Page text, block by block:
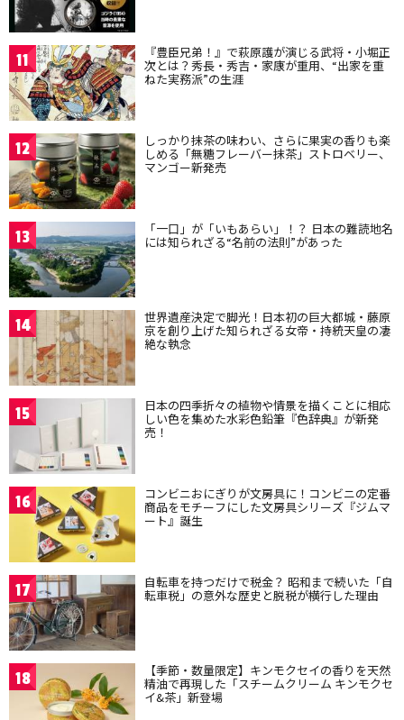
11 『豊臣兄弟！』で萩原護が演じる武将・小堀正
次とは？秀長・秀吉・家康が重用、“出家を重
ねた実務派”の生涯
12 しっかり抹茶の味わい、さらに果実の香りも楽
しめる「無糖フレーバー抹茶」ストロベリー、
マンゴー新発売
13 「一口」が「いもあらい」！？ 日本の難読地名
には知られざる“名前の法則”があった
14 世界遺産決定で脚光！日本初の巨大都城・藤原
京を創り上げた知られざる女帝・持統天皇の凄
絶な執念
15 日本の四季折々の植物や情景を描くことに相応
しい色を集めた水彩色鉛筆『色辞典』が新発
売！
16 コンビニおにぎりが文房具に！コンビニの定番
商品をモチーフにした文房具シリーズ『ジムマ
ート』誕生
17 自転車を持つだけで税金？ 昭和まで続いた「自
転車税」の意外な歴史と脱税が横行した理由
18 【季節・数量限定】キンモクセイの香りを天然
精油で再現した「スチームクリーム キンモクセ
イ&茶」新登場